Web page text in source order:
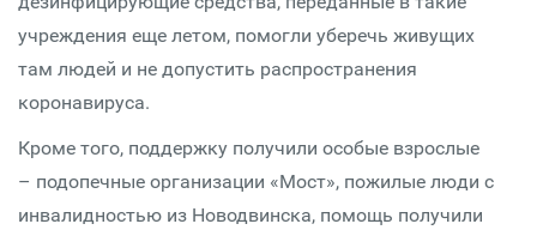
учреждения еще летом, помогли уберечь живущих
там людей и не допустить распространения
коронавируса.
Кроме того, поддержку получили особые взрослые
– подопечные организации «Мост», пожилые люди с
инвалидностью из Новодвинска, помощь получили